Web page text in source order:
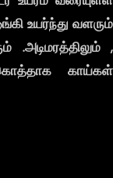
உயர்ந்து வளரும்
.அடிமரத்திலும் ,
காய்கள்